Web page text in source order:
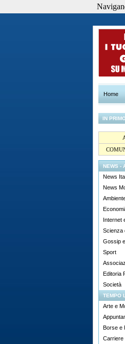
Home
IN
NEWS -
News
News
Internet
Scienza
Gossip
Sport
Editoria
Società
TEMPO
Arte e
Borse e
Carriere